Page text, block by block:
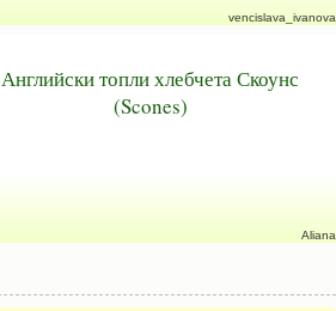
vencislava_ivanova
Английски топли хлебчета Скоунс
(Scones)
Aliana